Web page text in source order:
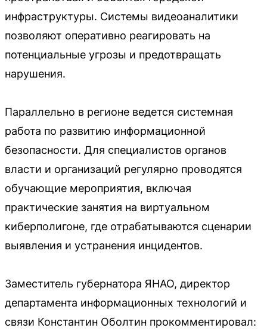
инфраструктуры. Системы видеоаналитики
позволяют оперативно реагировать на
потенциальные угрозы и предотвращать
нарушения.
Параллельно в регионе ведется системная
работа по развитию информационной
безопасности. Для специалистов органов
власти и организаций регулярно проводятся
обучающие мероприятия, включая
практические занятия на виртуальном
киберполигоне, где отрабатываются сценарии
выявления и устранения инцидентов.
Заместитель губернатора ЯНАО, директор
департамента информационных технологий и
связи Константин Оболтин прокомментировал: